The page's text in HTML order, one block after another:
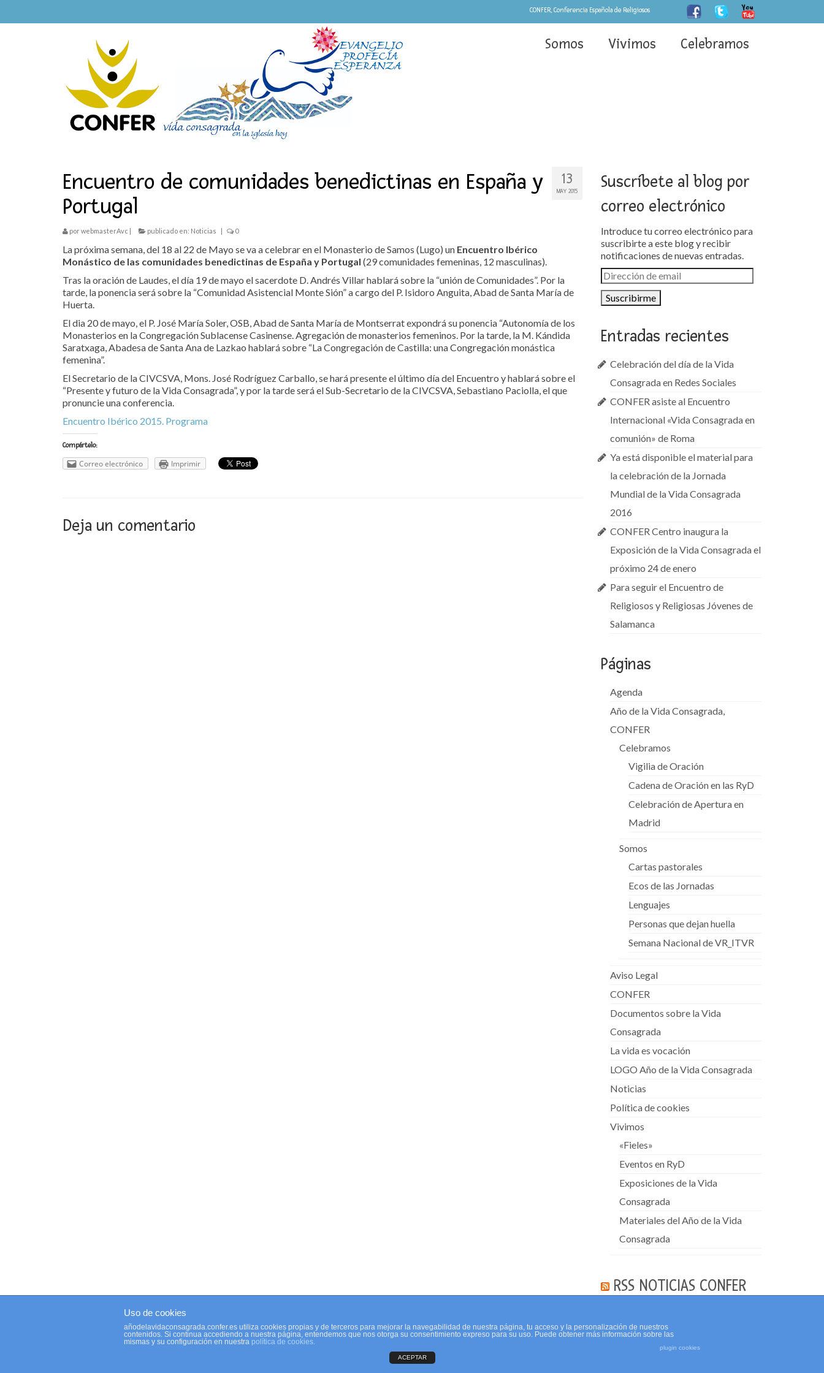
CONFER, Conferencia Española de Religiosos
Somos Vivimos Celebramos
13
MAY 2015
Encuentro de comunidades benedictinas en España y
Portugal
porwebmasterAvc publicado en: Noticias 0
La próxima semana, del 18 al 22 de Mayo se va a celebrar en el Monasterio de Samos (Lugo) un Encuentro Ibérico
Monástico de las comunidades benedictinas de España y Portugal (29 comunidades femeninas, 12 masculinas).
Tras la oración de Laudes, el día 19 de mayo el sacerdote D. Andrés Villar hablará sobre la “unión de Comunidades”. Por la
tarde, la ponencia será sobre la “Comunidad Asistencial Monte Sión” a cargo del P. Isidoro Anguita, Abad de Santa María de
Huerta.
El dia 20 de mayo, el P. José María Soler, OSB, Abad de Santa María de Montserrat expondrá su ponencia “Autonomía de los
Monasterios en la Congregación Sublacense Casinense. Agregación de monasterios femeninos. Por la tarde, la M. Kándida
Saratxaga, Abadesa de Santa Ana de Lazkao hablará sobre “La Congregación de Castilla: una Congregación monástica
femenina”.
El Secretario de la CIVCSVA, Mons. José Rodríguez Carballo, se hará presente el último día del Encuentro y hablará sobre el
“Presente y futuro de la Vida Consagrada”, y por la tarde será el Sub-Secretario de la CIVCSVA, Sebastiano Paciolla, el que
pronuncie una conferencia.
Encuentro Ibérico 2015. Programa
Compártelo:
Correo electrónico Imprimir
Deja un comentario
Suscríbete al blog por
correo electrónico
Introduce tu correo electrónico para
suscribirte a este blog y recibir
notificaciones de nuevas entradas.
Dirección
de
email
Entradas recientes
Celebración del día de la Vida
Consagrada en Redes Sociales
CONFER asiste al Encuentro
Internacional «Vida Consagrada en
comunión» de Roma
Ya está disponible el material para
la celebración de la Jornada
Mundial de la Vida Consagrada
2016
CONFER Centro inaugura la
Exposición de la Vida Consagrada el
próximo 24 de enero
Para seguir el Encuentro de
Religiosos y Religiosas Jóvenes de
Salamanca
Páginas
Agenda
Año de la Vida Consagrada,
CONFER
Celebramos
Vigilia de Oración
Cadena de Oración en las RyD
Celebración de Apertura en
Madrid
Somos
Cartas pastorales
Ecos de las Jornadas
Lenguajes
Personas que dejan huella
Semana Nacional de VR_ITVR
Aviso Legal
CONFER
Documentos sobre la Vida
Consagrada
La vida es vocación
LOGO Año de la Vida Consagrada
Noticias
Política de cookies
Vivimos
«Fieles»
Eventos en RyD
Exposiciones de la Vida
Consagrada
Materiales del Año de la Vida
Consagrada
RSS NOTICIAS CONFER
Uso de cookies
añodelavidaconsagrada.confer.es utiliza cookies propias y de terceros para mejorar la navegabilidad de nuestra página, tu acceso y la personalización de nuestros
contenidos. Si continua accediendo a nuestra página, entendemos que nos otorga su consentimiento expreso para su uso. Puede obtener más información sobre las
mismas y su configuración en nuestra política de cookies.
plugin cookies
ACEPTAR